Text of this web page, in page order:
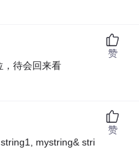
，待会回来看
赞
mystring& stri
赞